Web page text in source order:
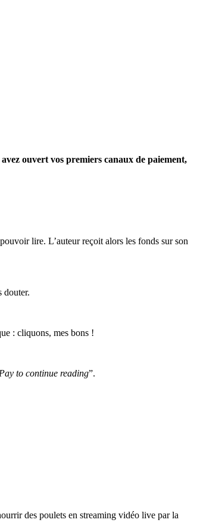
ouvert vos premiers canaux de paiement,
lire. L’auteur reçoit alors les fonds sur son
douter.
: cliquons, mes bons !
Pay to continue reading”.
des poulets en streaming vidéo live par la